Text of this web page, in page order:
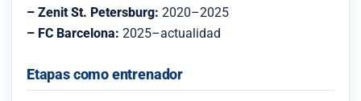
– Zenit St. Petersburg: 2020–2025
– FC Barcelona: 2025–actualidad
Etapas como entrenador